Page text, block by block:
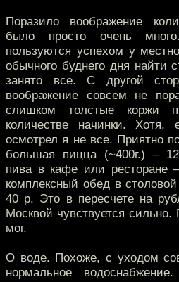
Поразило воображение
было просто очень
пользуются успехом у
обычного буднего дня найти
занято все. С другой
воображение совсем не
слишком толстые коржи
количестве начинки. Хотя,
осмотрел я не все. Приятно
большая пицца (~400г.) –
пива в кафе или ресторане
комплексный обед в
40 р. Это в пересчете на
Москвой чувствуется
мог.
О воде. Похоже, с уходом
нормальное